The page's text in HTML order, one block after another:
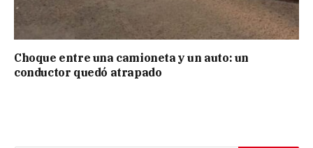
Choque entre una camioneta y un auto: un
conductor quedó atrapado